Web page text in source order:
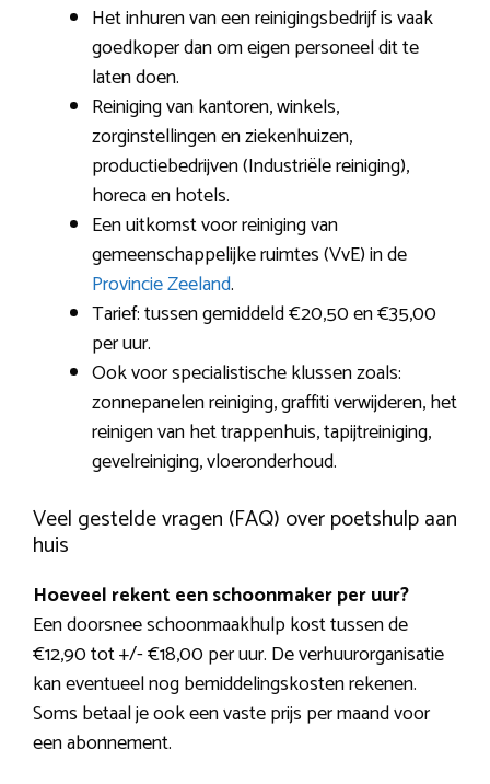
Het inhuren van een reinigingsbedrijf is vaak
goedkoper dan om eigen personeel dit te
laten doen.
Reiniging van kantoren, winkels,
zorginstellingen en ziekenhuizen,
productiebedrijven (Industriële reiniging),
horeca en hotels.
Een uitkomst voor reiniging van
gemeenschappelijke ruimtes (VvE) in de
Provincie Zeeland.
Tarief: tussen gemiddeld €20,50 en €35,00
per uur.
Ook voor specialistische klussen zoals:
zonnepanelen reiniging, graffiti verwijderen, het
reinigen van het trappenhuis, tapijtreiniging,
gevelreiniging, vloeronderhoud.
Veel gestelde vragen (FAQ) over poetshulp aan
huis
Hoeveel rekent een schoonmaker per uur?
Een doorsnee schoonmaakhulp kost tussen de
€12,90 tot +/- €18,00 per uur. De verhuurorganisatie
kan eventueel nog bemiddelingskosten rekenen.
Soms betaal je ook een vaste prijs per maand voor
een abonnement.